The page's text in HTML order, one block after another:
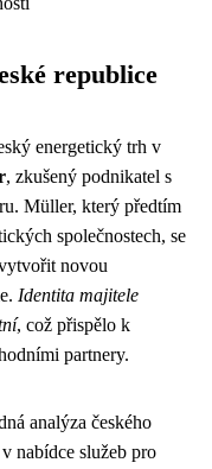
republice
energetický trh v
, zkušený podnikatel s
Müller, který předtím
společnostech, se
novou
Identita majitele
, což přispělo k
partnery.
analýza českého
nabídce služeb pro